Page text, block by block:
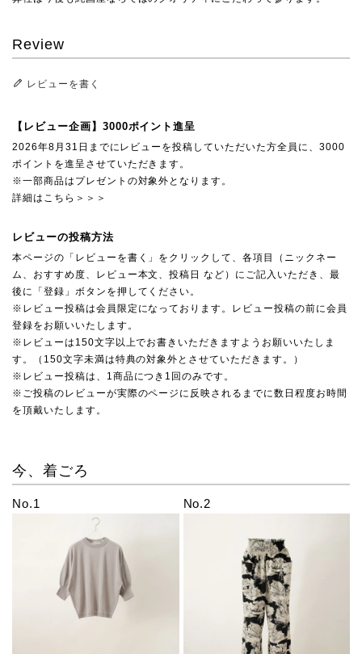
Review
レビューを書く
【レビュー企画】3000ポイント進呈
2026年8月31日までにレビューを投稿していただいた方全員に、3000
ポイントを進呈させていただきます。
※一部商品はプレゼントの対象外となります。
詳細はこちら＞＞＞
レビューの投稿方法
本ページの「レビューを書く」をクリックして、各項目（ニックネー
ム、おすすめ度、レビュー本文、投稿日 など）にご記入いただき、最
後に「登録」ボタンを押してください。
※レビュー投稿は会員限定になっております。レビュー投稿の前に会員
登録をお願いいたします。
※レビューは150文字以上でお書きいただきますようお願いいたしま
す。（150文字未満は特典の対象外とさせていただきます。）
※レビュー投稿は、1商品につき1回のみです。
※ご投稿のレビューが実際のページに反映されるまでに数日程度お時間
を頂戴いたします。
今、着ごろ
No.1 No.2